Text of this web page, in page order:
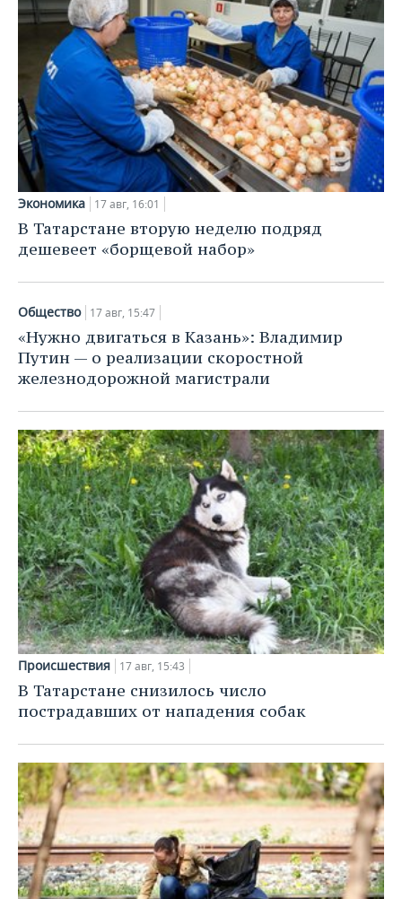
Экономика 17 авг, 16:01
В Татарстане вторую неделю подряд
дешевеет «борщевой набор»
Общество 17 авг, 15:47
«Нужно двигаться в Казань»: Владимир
Путин — о реализации скоростной
железнодорожной магистрали
Происшествия 17 авг, 15:43
В Татарстане снизилось число
пострадавших от нападения собак